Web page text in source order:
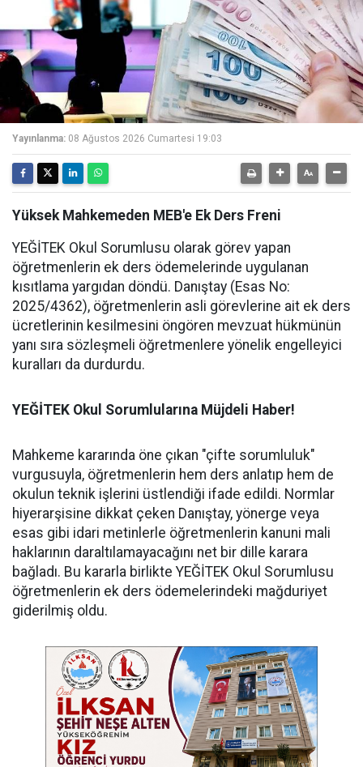
Yayınlanma: 08 Ağustos 2026 Cumartesi 19:03
Yüksek Mahkemeden MEB'e Ek Ders Freni
YEĞİTEK Okul Sorumlusu olarak görev yapan
öğretmenlerin ek ders ödemelerinde uygulanan
kısıtlama yargıdan döndü. Danıştay (Esas No:
2025/4362), öğretmenlerin asli görevlerine ait ek ders
ücretlerinin kesilmesini öngören mevzuat hükmünün
yanı sıra sözleşmeli öğretmenlere yönelik engelleyici
kuralları da durdurdu.
YEĞİTEK Okul Sorumlularına Müjdeli Haber!
Mahkeme kararında öne çıkan "çifte sorumluluk"
vurgusuyla, öğretmenlerin hem ders anlatıp hem de
okulun teknik işlerini üstlendiği ifade edildi. Normlar
hiyerarşisine dikkat çeken Danıştay, yönerge veya
esas gibi idari metinlerle öğretmenlerin kanuni mali
haklarının daraltılamayacağını net bir dille karara
bağladı. Bu kararla birlikte YEĞİTEK Okul Sorumlusu
öğretmenlerin ek ders ödemelerindeki mağduriyet
giderilmiş oldu.